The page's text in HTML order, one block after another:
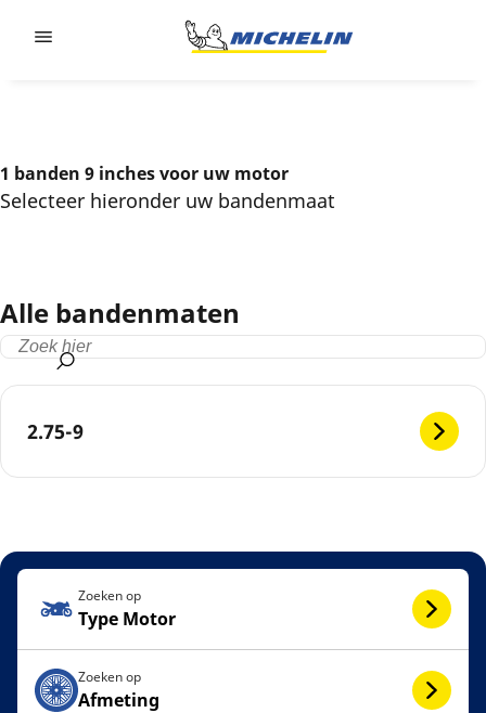
1 banden 9 inches voor uw motor
Selecteer hieronder uw bandenmaat
Alle bandenmaten
2.75-9
Zoeken op
Type Motor
Zoeken op
Afmeting